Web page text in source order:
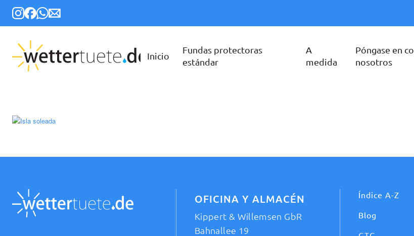
Inicio
Fundas protectoras
estándar
A
medida
Póngase en
nosotros
OFICINA Y ALMACÉN
Kippert & Willemsen GbR
Bahnallee 19
Índice A-Z
Blog